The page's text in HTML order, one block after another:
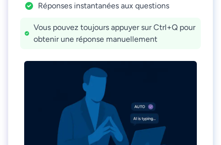
Réponses instantanées aux questions
Vous pouvez toujours appuyer sur Ctrl+Q pour
obtenir une réponse manuellement